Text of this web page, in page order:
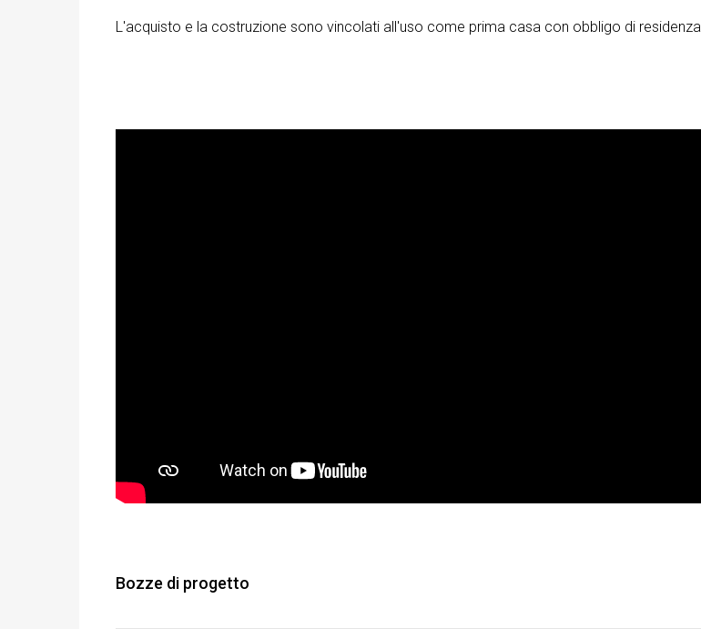
L'acquisto e la costruzione sono vincolati all'uso come prima casa con obbligo di residenza.
Bozze di progetto